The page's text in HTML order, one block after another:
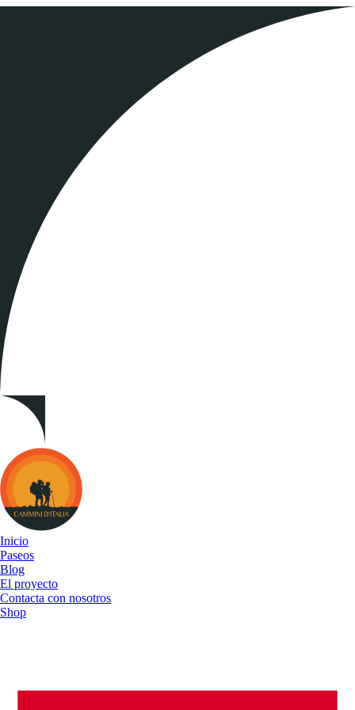
Cammini
d&#039;Italia
Inicio
Paseos
Blog
El proyecto
Contacta con nosotros
Shop